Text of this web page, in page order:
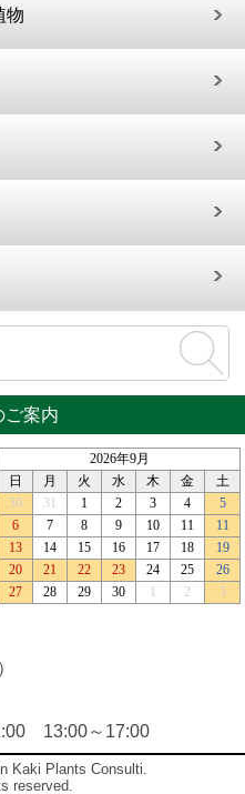
物
ご案内
13:00～17:00
Kaki Plants Consulti.
reserved.